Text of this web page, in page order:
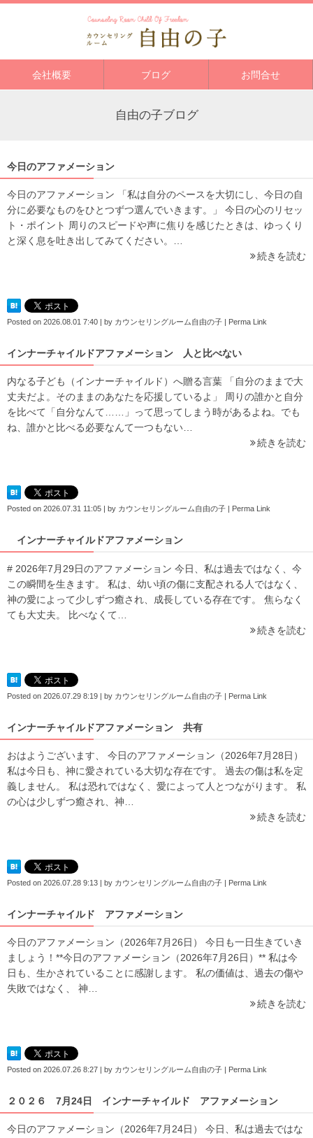
会社概要 ブログ お問合せ
自由の子ブログ
今日のアファメーション
今日のアファメーション 「私は自分のペースを大切にし、今日の自
分に必要なものをひとつずつ選んでいきます。」 今日の心のリセッ
ト・ポイント 周りのスピードや声に焦りを感じたときは、ゆっくり
と深く息を吐き出してみてください。…
続きを読む
Posted on 2026.08.01 7:40 | by カウンセリングルーム自由の子 | Perma Link
インナーチャイルドアファメーション 人と比べない
内なる子ども（インナーチャイルド）へ贈る言葉 「自分のままで大
丈夫だよ。そのままのあなたを応援しているよ」 周りの誰かと自分
を比べて「自分なんて……」って思ってしまう時があるよね。でも
ね、誰かと比べる必要なんて一つもない…
続きを読む
Posted on 2026.07.31 11:05 by カウンセリングルーム自由の子 Perma Link
インナーチャイルドアファメーション
# 2026年7月29日のアファメーション 今日、私は過去ではなく、今
この瞬間を生きます。 私は、幼い頃の傷に支配される人ではなく、
神の愛によって少しずつ癒され、成長している存在です。 焦らなく
ても大丈夫。 比べなくて…
続きを読む
Posted on 2026.07.29 8:19 | by カウンセリングルーム自由の子 | Perma Link
インナーチャイルドアファメーション 共有
おはようございます、 今日のアファメーション（2026年7月28日）
私は今日も、神に愛されている大切な存在です。 過去の傷は私を定
義しません。 私は恐れではなく、愛によって人とつながります。 私
の心は少しずつ癒され、神…
続きを読む
Posted on 2026.07.28 9:13 | by カウンセリングルーム自由の子 | Perma Link
インナーチャイルド アファメーション
今日のアファメーション（2026年7月26日） 今日も一日生きていき
ましょう！**今日のアファメーション（2026年7月26日）** 私は今
日も、生かされていることに感謝します。 私の価値は、過去の傷や
失敗ではなく、 神…
続きを読む
Posted on 2026.07.26 8:27 | by カウンセリングルーム自由の子 | Perma Link
２０２６ 7月24日 インナーチャイルド アファメーション
今日のアファメーション（2026年7月24日） 今日、私は過去ではな